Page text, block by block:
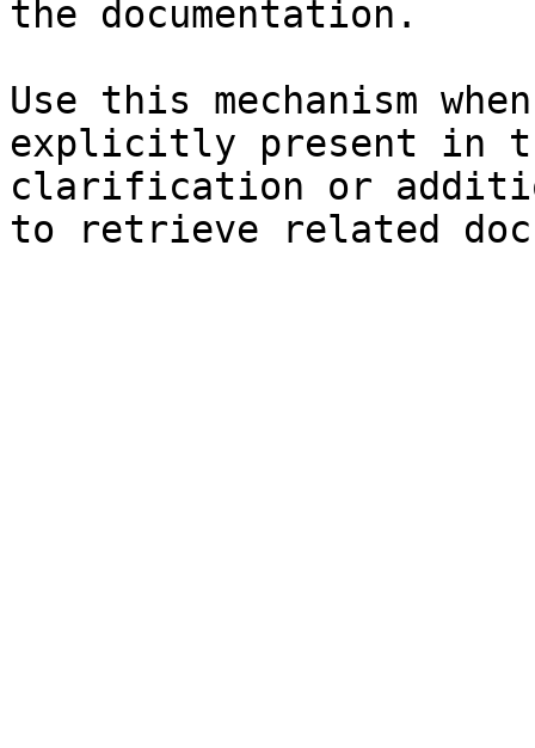
the documentation.
Use this mechanism
explicitly present in
clarification or